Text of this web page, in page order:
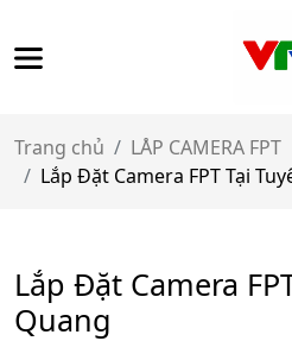
Trang chủ
LÅP CAMERA FPT
Lắp Đặt Camera FPT Tại
Lắp Đặt Camera
Quang